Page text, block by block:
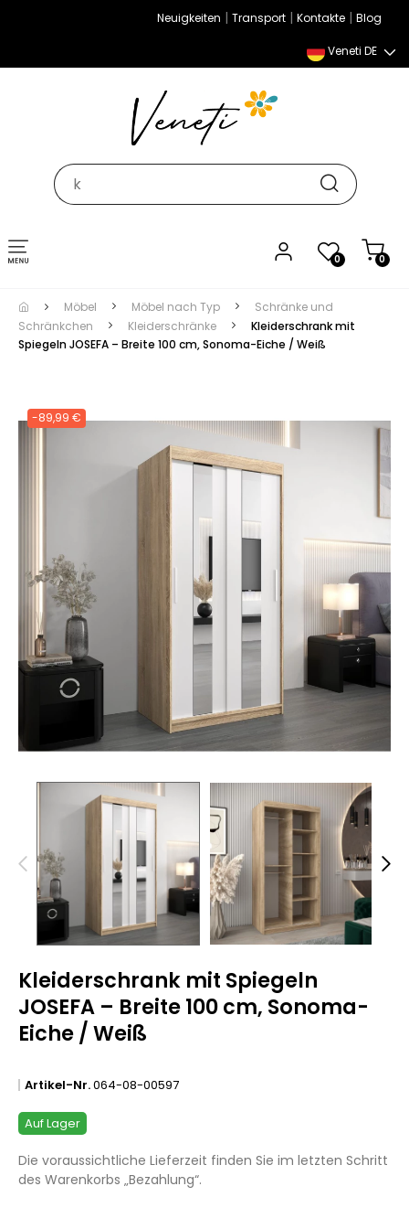
Neuigkeiten | Transport | Kontakte | Blog
Veneti DE
0 0
Umschalten
der
Navigation
Möbel Möbel nach Typ
Schränke und
Schränkchen
Kleiderschränke
Kleiderschrank mit
Spiegeln JOSEFA – Breite 100 cm, Sonoma-Eiche / Weiß
-89,99 €
Kleiderschrank mit Spiegeln
JOSEFA – Breite 100 cm, Sonoma-
Eiche / Weiß
Artikel-Nr.064-08-00597
Auf Lager
Die voraussichtliche Lieferzeit finden Sie im letzten Schritt
des Warenkorbs „Bezahlung“.